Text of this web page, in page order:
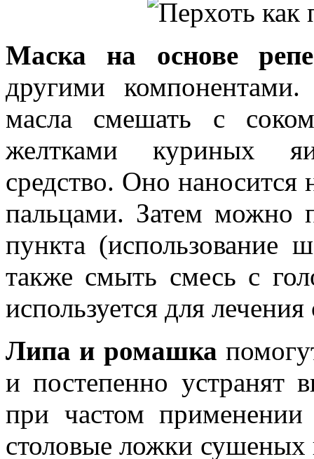
Маска на основе
другими
масла смешать с
желтками куриных
средство. Оно наносится
пальцами. Затем можно
пункта (использование
также смыть смесь с
используется для
Липа и ромашка
и постепенно устранят
при частом
столовые ложки